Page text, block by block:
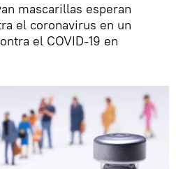
mascarillas esperan
el coronavirus en un
el COVID-19 en